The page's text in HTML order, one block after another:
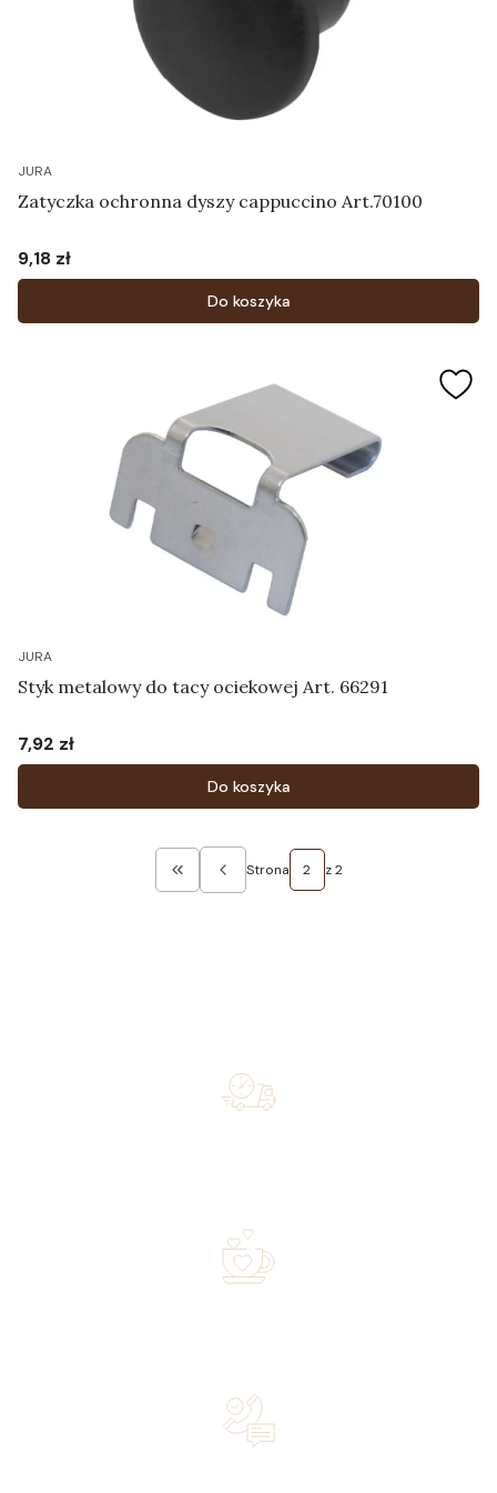
JURA
Zatyczka ochronna dyszy cappuccino Art.70100
Cena
9,18 zł
Do koszyka
JURA
Styk metalowy do tacy ociekowej Art. 66291
Cena
7,92 zł
Do koszyka
Wróć do pierwszej strony z produktami
Strona z 2